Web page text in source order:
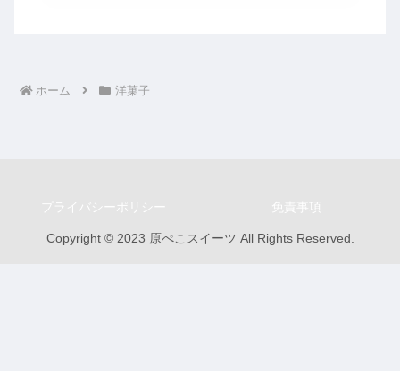
ホーム 洋菓子
プライバシーポリシー 免責事項
Copyright © 2023 原ぺこスイーツ All Rights Reserved.